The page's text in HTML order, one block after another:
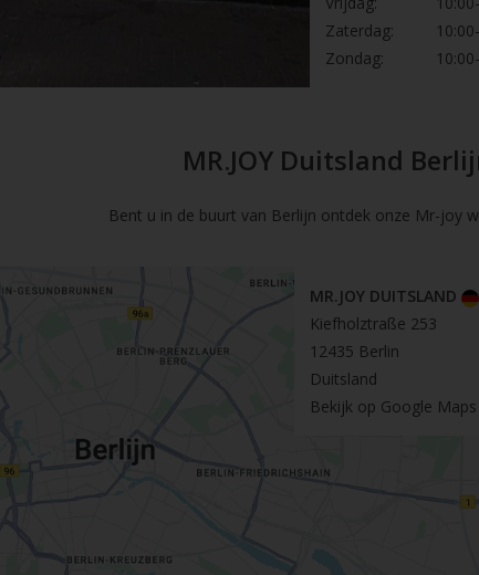
Zaterdag:
Zondag:
MR.JOY Duitsland
Bent u in de buurt van Berlijn ontdek onze Mr-joy
MR.JOY DUITSLAND
Kiefholztraße 253
12435 Berlin
Duitsland
Bekijk op Google Maps